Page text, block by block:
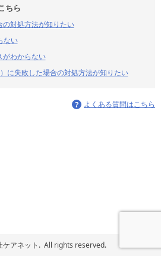
ちら
の対処方法が知りたい
ない
がわからない
に失敗した場合の対処方法が知りたい
よくある質問はこちら
ケアネット. All rights reserved.